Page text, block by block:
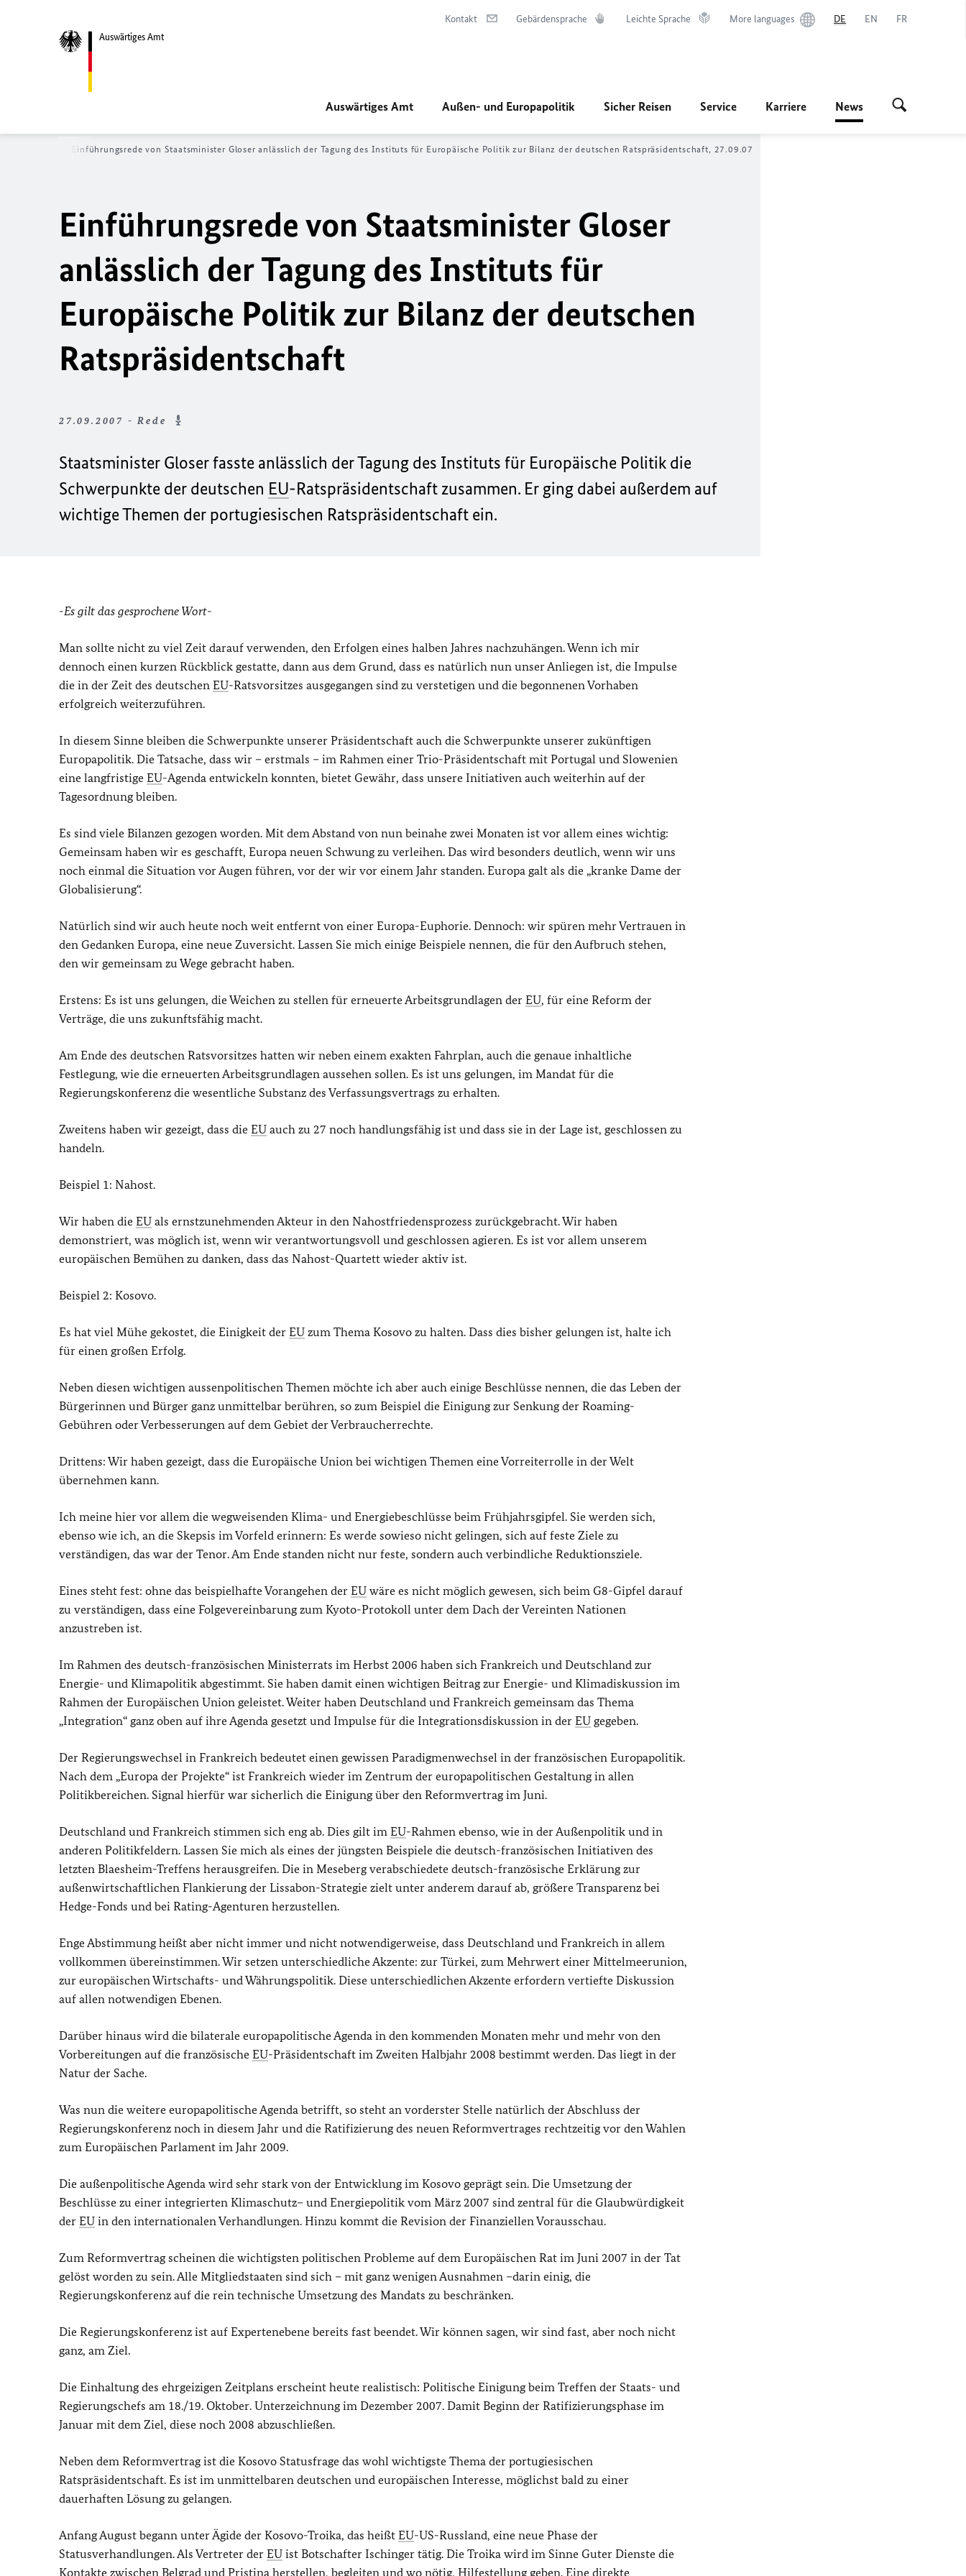
Auswärtiges Amt
Kontakt Gebärdensprache Leichte Sprache More languages DE EN FR
Auswärtiges Amt Außen- und Europapolitik Sicher Reisen Service Karriere News
Einführungsrede von Staatsminister Gloser anlässlich der Tagung des Instituts für Europäische Politik zur Bilanz der deutschen Ratspräsidentschaft, 27.09.07
Einführungsrede von Staatsminister Gloser
anlässlich der Tagung des Instituts für
Europäische Politik zur Bilanz der deutschen
Ratspräsidentschaft
27.09.2007 - Rede
Staatsminister Gloser fasste anlässlich der Tagung des Instituts für Europäische Politik die
Schwerpunkte der deutschen EU-Ratspräsidentschaft zusammen. Er ging dabei außerdem auf
wichtige Themen der portugiesischen Ratspräsidentschaft ein.
-Es gilt das gesprochene Wort-
Man sollte nicht zu viel Zeit darauf verwenden, den Erfolgen eines halben Jahres nachzuhängen. Wenn ich mir
dennoch einen kurzen Rückblick gestatte, dann aus dem Grund, dass es natürlich nun unser Anliegen ist, die Impulse
die in der Zeit des deutschen EU-Ratsvorsitzes ausgegangen sind zu verstetigen und die begonnenen Vorhaben
erfolgreich weiterzuführen.
In diesem Sinne bleiben die Schwerpunkte unserer Präsidentschaft auch die Schwerpunkte unserer zukünftigen
Europapolitik. Die Tatsache, dass wir – erstmals – im Rahmen einer Trio-Präsidentschaft mit Portugal und Slowenien
eine langfristige EU-Agenda entwickeln konnten, bietet Gewähr, dass unsere Initiativen auch weiterhin auf der
Tagesordnung bleiben.
Es sind viele Bilanzen gezogen worden. Mit dem Abstand von nun beinahe zwei Monaten ist vor allem eines wichtig:
Gemeinsam haben wir es geschafft, Europa neuen Schwung zu verleihen. Das wird besonders deutlich, wenn wir uns
noch einmal die Situation vor Augen führen, vor der wir vor einem Jahr standen. Europa galt als die „kranke Dame der
Globalisierung“.
Natürlich sind wir auch heute noch weit entfernt von einer Europa-Euphorie. Dennoch: wir spüren mehr Vertrauen in
den Gedanken Europa, eine neue Zuversicht. Lassen Sie mich einige Beispiele nennen, die für den Aufbruch stehen,
den wir gemeinsam zu Wege gebracht haben.
Erstens: Es ist uns gelungen, die Weichen zu stellen für erneuerte Arbeitsgrundlagen der EU, für eine Reform der
Verträge, die uns zukunftsfähig macht.
Am Ende des deutschen Ratsvorsitzes hatten wir neben einem exakten Fahrplan, auch die genaue inhaltliche
Festlegung, wie die erneuerten Arbeitsgrundlagen aussehen sollen. Es ist uns gelungen, im Mandat für die
Regierungskonferenz die wesentliche Substanz des Verfassungsvertrags zu erhalten.
Zweitens haben wir gezeigt, dass die EU auch zu 27 noch handlungsfähig ist und dass sie in der Lage ist, geschlossen zu
handeln.
Beispiel 1: Nahost.
Wir haben die EU als ernstzunehmenden Akteur in den Nahostfriedensprozess zurückgebracht. Wir haben
demonstriert, was möglich ist, wenn wir verantwortungsvoll und geschlossen agieren. Es ist vor allem unserem
europäischen Bemühen zu danken, dass das Nahost-Quartett wieder aktiv ist.
Beispiel 2: Kosovo.
Es hat viel Mühe gekostet, die Einigkeit der EU zum Thema Kosovo zu halten. Dass dies bisher gelungen ist, halte ich
für einen großen Erfolg.
Neben diesen wichtigen aussenpolitischen Themen möchte ich aber auch einige Beschlüsse nennen, die das Leben der
Bürgerinnen und Bürger ganz unmittelbar berühren, so zum Beispiel die Einigung zur Senkung der Roaming-
Gebühren oder Verbesserungen auf dem Gebiet der Verbraucherrechte.
Drittens: Wir haben gezeigt, dass die Europäische Union bei wichtigen Themen eine Vorreiterrolle in der Welt
übernehmen kann.
Ich meine hier vor allem die wegweisenden Klima- und Energiebeschlüsse beim Frühjahrsgipfel. Sie werden sich,
ebenso wie ich, an die Skepsis im Vorfeld erinnern: Es werde sowieso nicht gelingen, sich auf feste Ziele zu
verständigen, das war der Tenor. Am Ende standen nicht nur feste, sondern auch verbindliche Reduktionsziele.
Eines steht fest: ohne das beispielhafte Vorangehen der EU wäre es nicht möglich gewesen, sich beim G8-Gipfel darauf
zu verständigen, dass eine Folgevereinbarung zum Kyoto-Protokoll unter dem Dach der Vereinten Nationen
anzustreben ist.
Im Rahmen des deutsch-französischen Ministerrats im Herbst 2006 haben sich Frankreich und Deutschland zur
Energie- und Klimapolitik abgestimmt. Sie haben damit einen wichtigen Beitrag zur Energie- und Klimadiskussion im
Rahmen der Europäischen Union geleistet. Weiter haben Deutschland und Frankreich gemeinsam das Thema
„Integration“ ganz oben auf ihre Agenda gesetzt und Impulse für die Integrationsdiskussion in der EU gegeben.
Der Regierungswechsel in Frankreich bedeutet einen gewissen Paradigmenwechsel in der französischen Europapolitik.
Nach dem „Europa der Projekte“ ist Frankreich wieder im Zentrum der europapolitischen Gestaltung in allen
Politikbereichen. Signal hierfür war sicherlich die Einigung über den Reformvertrag im Juni.
Deutschland und Frankreich stimmen sich eng ab. Dies gilt im EU-Rahmen ebenso, wie in der Außenpolitik und in
anderen Politikfeldern. Lassen Sie mich als eines der jüngsten Beispiele die deutsch-französischen Initiativen des
letzten Blaesheim-Treffens herausgreifen. Die in Meseberg verabschiedete deutsch-französische Erklärung zur
außenwirtschaftlichen Flankierung der Lissabon-Strategie zielt unter anderem darauf ab, größere Transparenz bei
Hedge-Fonds und bei Rating-Agenturen herzustellen.
Enge Abstimmung heißt aber nicht immer und nicht notwendigerweise, dass Deutschland und Frankreich in allem
vollkommen übereinstimmen. Wir setzen unterschiedliche Akzente: zur Türkei, zum Mehrwert einer Mittelmeerunion,
zur europäischen Wirtschafts- und Währungspolitik. Diese unterschiedlichen Akzente erfordern vertiefte Diskussion
auf allen notwendigen Ebenen.
Darüber hinaus wird die bilaterale europapolitische Agenda in den kommenden Monaten mehr und mehr von den
Vorbereitungen auf die französische EU-Präsidentschaft im Zweiten Halbjahr 2008 bestimmt werden. Das liegt in der
Natur der Sache.
Was nun die weitere europapolitische Agenda betrifft, so steht an vorderster Stelle natürlich der Abschluss der
Regierungskonferenz noch in diesem Jahr und die Ratifizierung des neuen Reformvertrages rechtzeitig vor den Wahlen
zum Europäischen Parlament im Jahr 2009.
Die außenpolitische Agenda wird sehr stark von der Entwicklung im Kosovo geprägt sein. Die Umsetzung der
Beschlüsse zu einer integrierten Klimaschutz– und Energiepolitik vom März 2007 sind zentral für die Glaubwürdigkeit
der EU in den internationalen Verhandlungen. Hinzu kommt die Revision der Finanziellen Vorausschau.
Zum Reformvertrag scheinen die wichtigsten politischen Probleme auf dem Europäischen Rat im Juni 2007 in der Tat
gelöst worden zu sein. Alle Mitgliedstaaten sind sich – mit ganz wenigen Ausnahmen –darin einig, die
Regierungskonferenz auf die rein technische Umsetzung des Mandats zu beschränken.
Die Regierungskonferenz ist auf Expertenebene bereits fast beendet. Wir können sagen, wir sind fast, aber noch nicht
ganz, am Ziel.
Die Einhaltung des ehrgeizigen Zeitplans erscheint heute realistisch: Politische Einigung beim Treffen der Staats- und
Regierungschefs am 18./19. Oktober. Unterzeichnung im Dezember 2007. Damit Beginn der Ratifizierungsphase im
Januar mit dem Ziel, diese noch 2008 abzuschließen.
Neben dem Reformvertrag ist die Kosovo Statusfrage das wohl wichtigste Thema der portugiesischen
Ratspräsidentschaft. Es ist im unmittelbaren deutschen und europäischen Interesse, möglichst bald zu einer
dauerhaften Lösung zu gelangen.
Anfang August begann unter Ägide der Kosovo-Troika, das heißt EU-US-Russland, eine neue Phase der
Statusverhandlungen. Als Vertreter der EU ist Botschafter Ischinger tätig. Die Troika wird im Sinne Guter Dienste die
Kontakte zwischen Belgrad und Pristina herstellen, begleiten und wo nötig, Hilfestellung geben. Eine direkte